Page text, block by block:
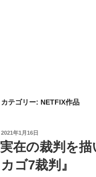
カテゴリー: NETFIX作品
投
稿
日:
2021年1月16日
実在の裁判を
カゴ7裁判』